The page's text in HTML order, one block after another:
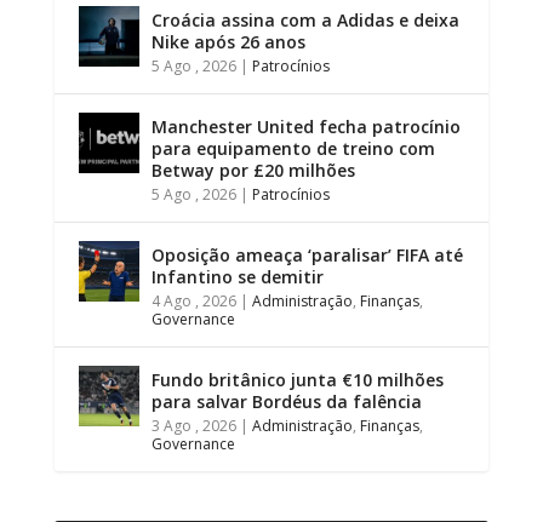
Croácia assina com a Adidas e deixa
Nike após 26 anos
5 Ago , 2026| Patrocínios
Manchester United fecha patrocínio
para equipamento de treino com
Betway por £20 milhões
5 Ago , 2026| Patrocínios
Oposição ameaça ‘paralisar’ FIFA até
Infantino se demitir
4 Ago , 2026| Administração, Finanças,
Governance
Fundo britânico junta €10 milhões
para salvar Bordéus da falência
3 Ago , 2026| Administração, Finanças,
Governance